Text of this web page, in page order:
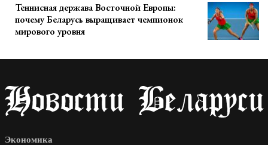
Теннисная держава Восточной Европы:
почему Беларусь выращивает чемпионок
мирового уровня
Экономика